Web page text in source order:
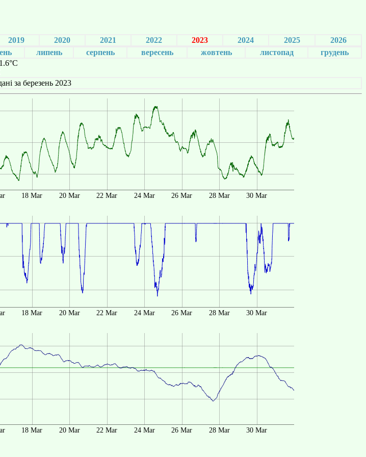
2019 2020 2021 2022 2023 2024 2025
2026
липень серпень вересень жовтень листопад
грудень
за березень 2023
18 Mar 20 Mar 22 Mar 24 Mar 26 Mar 28 Mar 30 Mar
18 Mar 20 Mar 22 Mar 24 Mar 26 Mar 28 Mar 30 Mar
18 Mar 20 Mar 22 Mar 24 Mar 26 Mar 28 Mar 30 Mar